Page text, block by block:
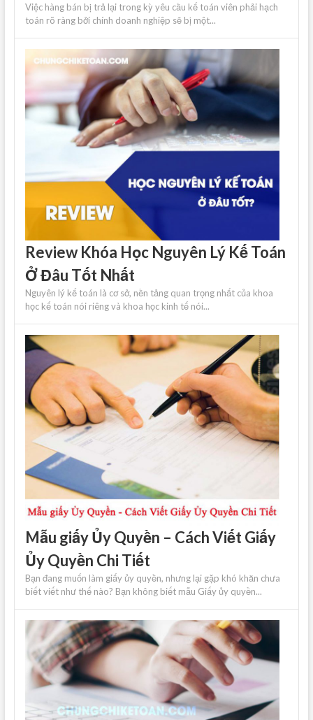
Việc hàng bán bị trả lại trong kỳ yêu cầu kế toán viên phải hạch
toán rõ ràng bởi chính doanh nghiệp sẽ bị một...
Review Khóa Học Nguyên Lý Kế Toán
Ở Đâu Tốt Nhất
Nguyên lý kế toán là cơ sở, nền tảng quan trọng nhất của khoa
học kế toán nói riêng và khoa học kinh tế nói...
Mẫu giấy Ủy Quyền – Cách Viết Giấy
Ủy Quyền Chi Tiết
Bạn đang muốn làm giấy ủy quyền, nhưng lại gặp khó khăn chưa
biết viết như thế nào? Bạn không biết mẫu Giấy ủy quyền...